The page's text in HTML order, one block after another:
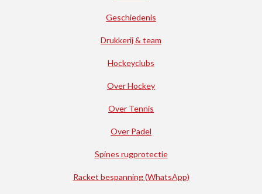
Geschiedenis
Drukkerij & team
Hockeyclubs
Over Hockey
Over Tennis
Over Padel
Spines rugprotectie
Racket bespanning (WhatsApp)